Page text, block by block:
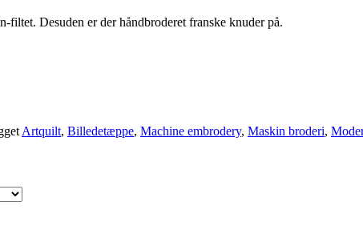
filtet. Desuden er der håndbroderet franske knuder på.
Artquilt, Billedetæppe, Machine embrodery, Maskin broderi,